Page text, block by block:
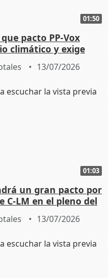
01:50
pacto PP-Vox
climático y exige
a Parlamento
13/07/2026
01:03
un gran pacto por
C-LM en el pleno del
13/07/2026